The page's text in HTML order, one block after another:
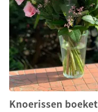
Knoerissen boeket